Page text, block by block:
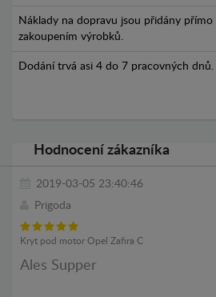
Náklady na dopravu jsou přidány přímo
zakoupením výrobků.
Dodání trvá asi 4 do 7 pracovných dnů.
Hodnocení zákazníka
2019-03-05 23:40:46
Prigoda
Kryt pod motor Opel Zafira C
Ales Supper